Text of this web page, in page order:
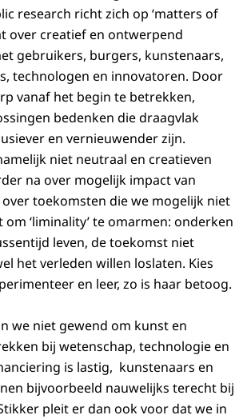
research richt zich op ‘matters of
over creatief en ontwerpend
gebruikers, burgers, kunstenaars,
technologen en innovatoren. Door
vanaf het begin te betrekken,
bedenken die draagvlak
en vernieuwender zijn.
niet neutraal en creatieven
na over mogelijk impact van
toekomsten die we mogelijk niet
‘liminality’ te omarmen: onderken
leven, de toekomst niet
het verleden willen loslaten. Kies
en leer, zo is haar betoog.
we niet gewend om kunst en
bij wetenschap, technologie en
is lastig, kunstenaars en
bijvoorbeeld nauwelijks terecht bij
pleit er dan ook voor dat we in